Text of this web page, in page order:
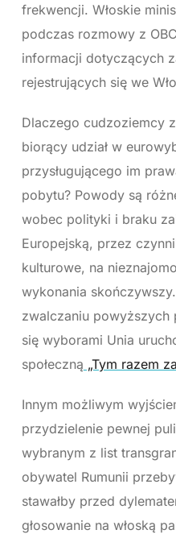
frekwencji. Włoskie
podczas rozmowy z
informacji dotyczących
rejestrujących się we
Dlaczego cudzoziemcy
biorący udział w
przysługującego im
pobytu? Powody są
wobec polityki i braku
Europejską, przez
kulturowe, na
wykonania
zwalczaniu
się wyborami Unia
społeczną „Tym razem
Innym możliwym
przydzielenie pewnej
wybranym z list
obywatel Rumunii
stawałby przed
głosowanie na włoską